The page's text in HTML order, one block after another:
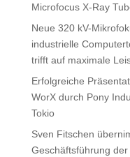
Microfocus X-Ray
Neue 320 kV-
industrielle
trifft auf maximale
Erfolgreiche
WorX durch Pony
Tokio
Sven Fitschen
Geschäftsführung der